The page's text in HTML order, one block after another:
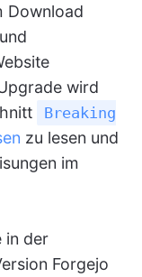
Download
wird
Breaking
zu lesen und
im
in der
Forgejo